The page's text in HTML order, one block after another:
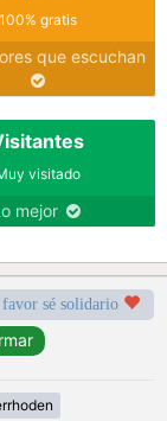
100% gratis
que escuchan
visitado
mejor
sé solidario